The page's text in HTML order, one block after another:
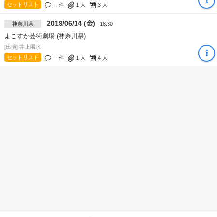
セットリスト -- 件 1 人 3人
神奈川県 2019/06/14 (金) 18:30
よこすか芸術劇場 (神奈川県)
[出演] 井上陽水
セットリスト
-- 件 1 人 4人